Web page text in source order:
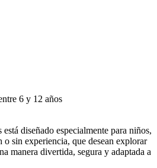
6 y 12 años
diseñado especialmente para niños,
o sin experiencia, que desean explorar
manera divertida, segura y adaptada a